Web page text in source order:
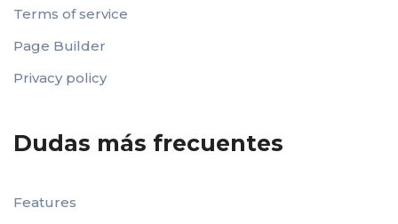
Terms of service
Page Builder
Privacy policy
Dudas más frecuentes
Features